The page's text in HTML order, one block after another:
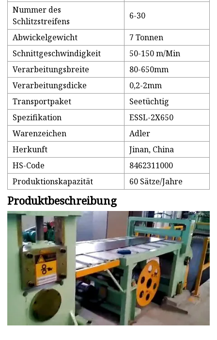
Nummer des
Schlitzstreifens
6-30
Abwickelgewicht
7 Tonnen
Schnittgeschwindigkeit
50-150 m/Min
Verarbeitungsbreite
80-650mm
Verarbeitungsdicke
0,2-2mm
Transportpaket
Seetüchtig
Spezifikation
ESSL-2X650
Warenzeichen
Adler
Herkunft
Jinan, China
HS-Code
8462311000
Produktionskapazität
60 Sätze/Jahre
Produktbeschreibung